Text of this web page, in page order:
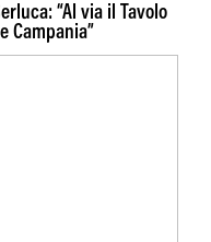
“Al via il Tavolo
Campania”